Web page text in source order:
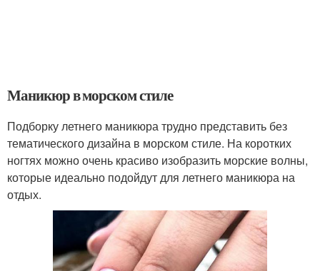
Маникюр в морском стиле
Подборку летнего маникюра трудно представить без
тематического дизайна в морском стиле. На коротких
ногтях можно очень красиво изобразить морские волны,
которые идеально подойдут для летнего маникюра на
отдых.